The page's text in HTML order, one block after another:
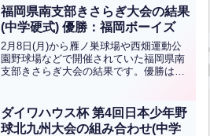
ズ、宇部ボーイズが出場します！優勝目
指して頑張ってくだ...全文はクリック
福岡県南支部きさらぎ大会の結果
(中学硬式) 優勝：福岡ボーイズ
2月8日(月)から雁ノ巣球場や西畑運動公
園野球場などで開催されていた福岡県南
支部きさらぎ大会の結果です。優勝は福
ダイワハウス杯 第4回日本少年野
球北九州大会の組み合わせ(中学